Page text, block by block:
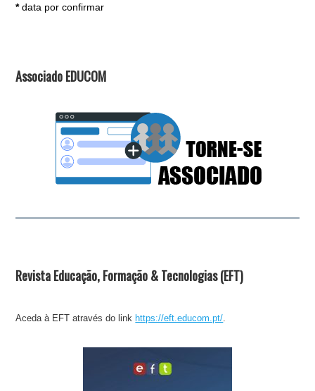
*data por confirmar
Associado EDUCOM
Revista Educação, Formação & Tecnologias (EFT)
Aceda à EFT através do link https://eft.educom.pt/.